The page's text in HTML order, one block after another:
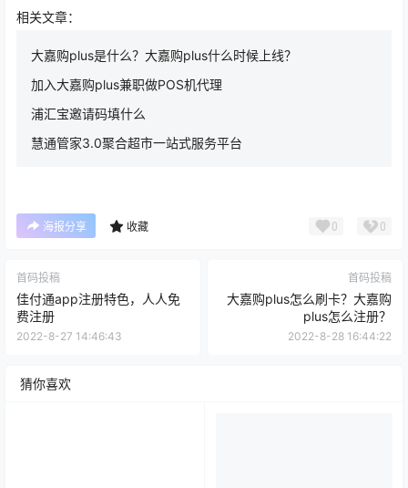
相关文章：
大嘉购plus是什么？大嘉购plus什么时候上线？
加入大嘉购plus兼职做POS机代理
浦汇宝邀请码填什么
慧通管家3.0聚合超市一站式服务平台
海报分享 收藏 0 0
首码投稿
佳付通app注册特色，人人免
费注册
2022-8-27 14:46:43
首码投稿
大嘉购plus怎么刷卡？大嘉购
plus怎么注册？
2022-8-28 16:44:22
猜你喜欢